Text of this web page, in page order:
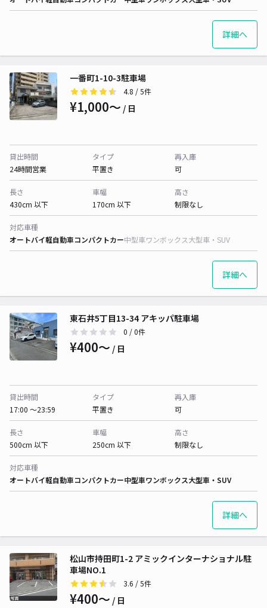
詳細へ
一番町1-10-3駐車場
4.8 / 5件
¥1,000〜 / 日
貸出時間
24時間営業
タイプ
平置き
再入庫
可
長さ
430cm 以下
車幅
170cm 以下
高さ
制限なし
対応車種
オートバイ軽自動車コンパクトカー中型車ワンボックス大型車・SUV
詳細へ
東石井5丁目13-34 アキッパ駐車場
0 / 0件
¥400〜 / 日
貸出時間
17:00 〜23:59
タイプ
平置き
再入庫
可
長さ
500cm 以下
車幅
250cm 以下
高さ
制限なし
対応車種
オートバイ軽自動車コンパクトカー中型車ワンボックス大型車・SUV
詳細へ
松山市持田町1-2 アミックインターナショナル駐
車場NO.1
3.6 / 5件
¥400〜 / 日